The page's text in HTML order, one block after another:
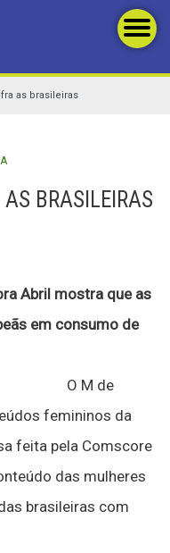
as brasileiras
BRASILEIRAS
Abril mostra que as
em consumo de
O M de
femininos da
feita pela Comscore
das mulheres
brasileiras com